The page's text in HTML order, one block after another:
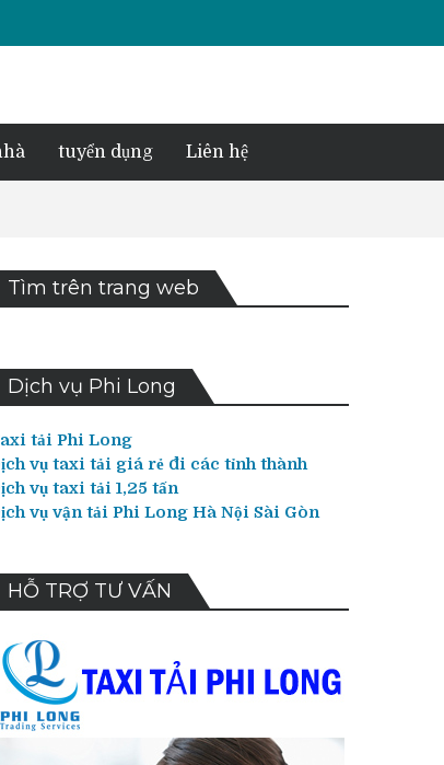
tuyển dụng Liên hệ
Tìm trên trang web
Dịch vụ Phi Long
tải Phi Long
vụ taxi tải giá rẻ đi các tỉnh thành
vụ taxi tải 1,25 tấn
vụ vận tải Phi Long Hà Nội Sài Gòn
HỖ TRỢ TƯ VẤN